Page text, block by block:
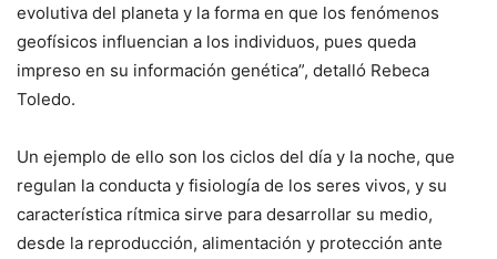
evolutiva del planeta y la forma en que los fenómenos
geofísicos influencian a los individuos, pues queda
impreso en su información genética”, detalló Rebeca
Toledo.
Un ejemplo de ello son los ciclos del día y la noche, que
regulan la conducta y fisiología de los seres vivos, y su
característica rítmica sirve para desarrollar su medio,
desde la reproducción, alimentación y protección ante